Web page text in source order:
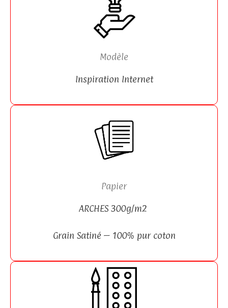
Modèle
Inspiration Internet
Papier
ARCHES 300g/m2
Grain Satiné – 100% pur coton